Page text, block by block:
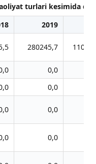
turlari kesimida
2019
280245,7
0,0
0,0
0,0
0,0